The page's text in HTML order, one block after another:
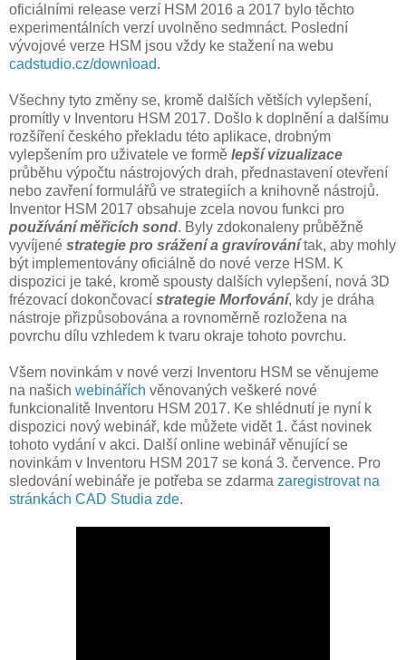
oficiálními release verzí HSM 2016 a 2017 bylo těchto
experimentálních verzí uvolněno sedmnáct. Poslední
vývojové verze HSM jsou vždy ke stažení na webu
cadstudio.cz/download.
Všechny tyto změny se, kromě dalších větších vylepšení,
promítly v Inventoru HSM 2017. Došlo k doplnění a dalšímu
rozšíření českého překladu této aplikace, drobným
vylepšením pro uživatele ve formě lepší vizualizace
průběhu výpočtu nástrojových drah, přednastavení otevření
nebo zavření formulářů ve strategiích a knihovně nástrojů.
Inventor HSM 2017 obsahuje zcela novou funkci pro
používání měřicích sond. Byly zdokonaleny průběžně
vyvíjené strategie pro srážení a gravírovánítak, aby mohly
být implementovány oficiálně do nové verze HSM. K
dispozici je také, kromě spousty dalších vylepšení, nová 3D
frézovací dokončovací strategie Morfování, kdy je dráha
nástroje přizpůsobována a rovnoměrně rozložena na
povrchu dílu vzhledem k tvaru okraje tohoto povrchu.
Všem novinkám v nové verzi Inventoru HSM se věnujeme
na našich webinářích věnovaných veškeré nové
funkcionalitě Inventoru HSM 2017. Ke shlédnutí je nyní k
dispozici nový webinář, kde můžete vidět 1. část novinek
tohoto vydání v akci. Další online webinář věnující se
novinkám v Inventoru HSM 2017 se koná 3. července. Pro
sledování webináře je potřeba se zdarma zaregistrovat na
stránkách CAD Studia zde.